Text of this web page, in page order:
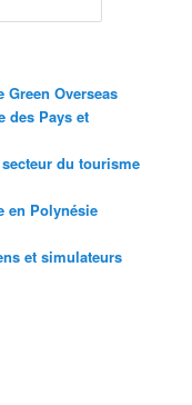
Green Overseas
des Pays et
du tourisme
en Polynésie
et simulateurs